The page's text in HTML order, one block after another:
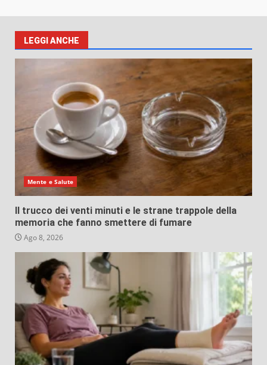
LEGGI ANCHE
Mente e Salute
Il trucco dei venti minuti e le strane trappole della
memoria che fanno smettere di fumare
Ago 8, 2026